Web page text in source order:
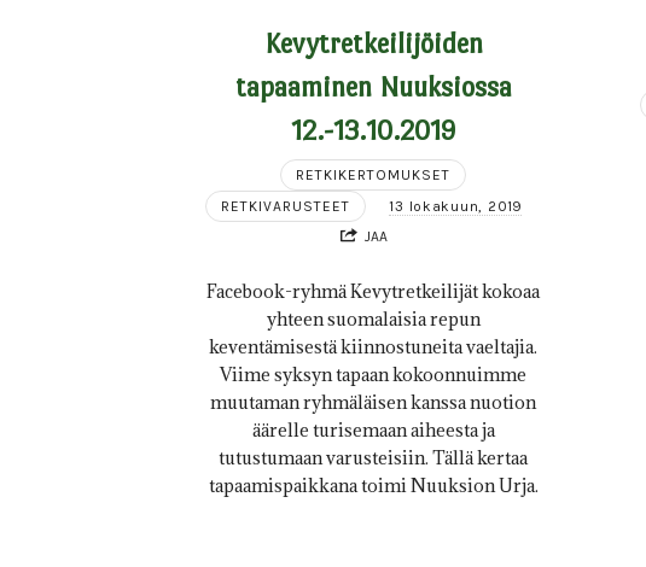
Kevytretkeilijöiden
tapaaminen Nuuksiossa
12.-13.10.2019
RETKIKERTOMUKSET
RETKIVARUSTEET
13 lokakuun, 2019
JAA
Facebook-ryhmä Kevytretkeilijät kokoaa
yhteen suomalaisia repun
keventämisestä kiinnostuneita vaeltajia.
Viime syksyn tapaan kokoonnuimme
muutaman ryhmäläisen kanssa nuotion
äärelle turisemaan aiheesta ja
tutustumaan varusteisiin. Tällä kertaa
tapaamispaikkana toimi Nuuksion Urja.